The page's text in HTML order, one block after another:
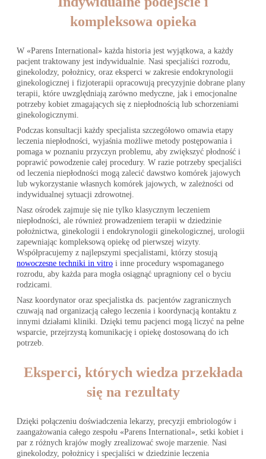
kompleksowa opieka
W «Parens International» każda historia jest wyjątkowa, a każdy
pacjent traktowany jest indywidualnie. Nasi specjaliści rozrodu,
ginekolodzy, położnicy, oraz eksperci w zakresie endokrynologii
ginekologicznej i fizjoterapii opracowują precyzyjnie dobrane plany
terapii, które uwzględniają zarówno medyczne, jak i emocjonalne
potrzeby kobiet zmagających się z niepłodnością lub schorzeniami
ginekologicznymi.
Podczas konsultacji każdy specjalista szczegółowo omawia etapy
leczenia niepłodności, wyjaśnia możliwe metody postępowania i
pomaga w poznaniu przyczyn problemu, aby zwiększyć płodność i
poprawić powodzenie całej procedury. W razie potrzeby specjaliści
od leczenia niepłodności mogą zalecić dawstwo komórek jajowych
lub wykorzystanie własnych komórek jajowych, w zależności od
indywidualnej sytuacji zdrowotnej.
Nasz ośrodek zajmuje się nie tylko klasycznym leczeniem
niepłodności, ale również prowadzeniem terapii w dziedzinie
położnictwa, ginekologii i endokrynologii ginekologicznej, urologii
zapewniając kompleksową opiekę od pierwszej wizyty.
Współpracujemy z najlepszymi specjalistami, którzy stosują
nowoczesne techniki in vitro i inne procedury wspomaganego
rozrodu, aby każda para mogła osiągnąć upragniony cel o byciu
rodzicami.
Nasz koordynator oraz specjalistka ds. pacjentów zagranicznych
czuwają nad organizacją całego leczenia i koordynacją kontaktu z
innymi działami kliniki. Dzięki temu pacjenci mogą liczyć na pełne
wsparcie, przejrzystą komunikację i opiekę dostosowaną do ich
potrzeb.
Eksperci, których wiedza przekłada
się na rezultaty
Dzięki połączeniu doświadczenia lekarzy, precyzji embriologów i
zaangażowania całego zespołu «Parens International», setki kobiet i
par z różnych krajów mogły zrealizować swoje marzenie. Nasi
ginekolodzy, położnicy i specjaliści w dziedzinie leczenia